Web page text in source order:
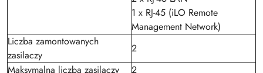
1 x RJ-45 (iLO Remote
Management Network)
Liczba zamontowanych
zasilaczy
2
Maksymalna liczba zasilaczy
2